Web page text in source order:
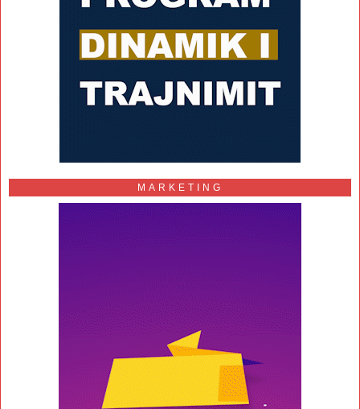
MARKETING